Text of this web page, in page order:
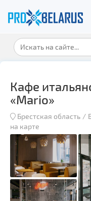
Кафе
«Mario»
Брестская область
на карте